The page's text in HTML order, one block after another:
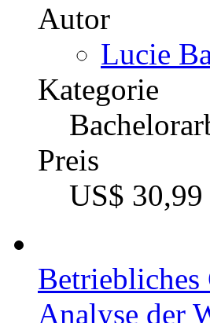
Autor
Lucie
Kategorie
Preis
US$ 30,99
Betriebliches
Analyse der